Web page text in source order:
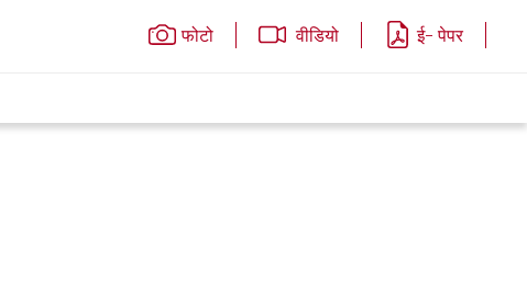
फोटो वीडियो ई- पेपर